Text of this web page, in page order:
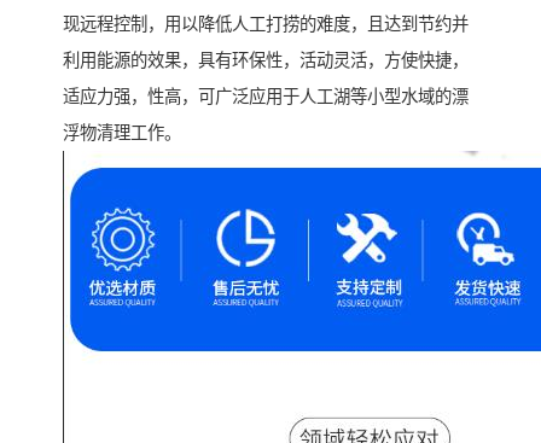
现远程控制，用以降低人工打捞的难度，且达到节约并
利用能源的效果，具有环保性，活动灵活，方使快捷，
适应力强，性高，可广泛应用于人工湖等小型水域的漂
浮物清理工作。